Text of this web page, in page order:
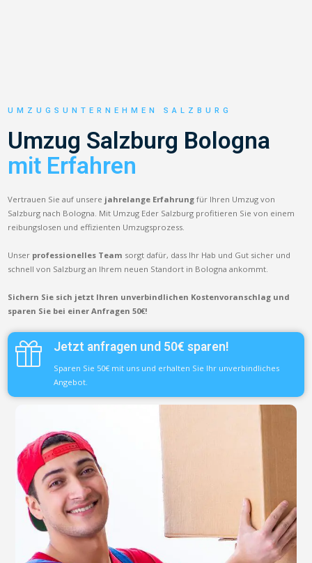
UMZUGSUNTERNEHMEN SALZBURG
Umzug Salzburg Bologna
mit Erfahren
Vertrauen Sie auf unsere jahrelange Erfahrung für Ihren Umzug von
Salzburg nach Bologna. Mit Umzug Eder Salzburg profitieren Sie von einem
reibungslosen und effizienten Umzugsprozess.
Unser professionelles Team sorgt dafür, dass Ihr Hab und Gut sicher und
schnell von Salzburg an Ihrem neuen Standort in Bologna ankommt.
Sichern Sie sich jetzt Ihren unverbindlichen Kostenvoranschlag und
sparen Sie bei einer Anfragen 50€!
Jetzt anfragen und 50€ sparen!
Sparen Sie 50€ mit uns und erhalten Sie Ihr unverbindliches
Angebot.